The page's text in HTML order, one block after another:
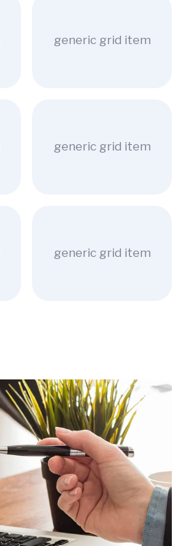
generic grid item
generic grid item
generic grid item